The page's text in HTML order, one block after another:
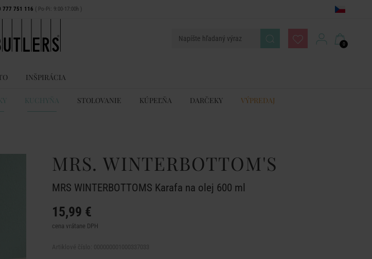
777 751 116 ( Po-Pi: 9:00-17:00h )
0
INŠPIRÁCIA
KUCHYŇA STOLOVANIE KÚPEĽŇA DARČEKY VÝPREDAJ
MRS. WINTERBOTTOM'S
MRS WINTERBOTTOMS Karafa na olej 600 ml
15,99 €
cena vrátane DPH